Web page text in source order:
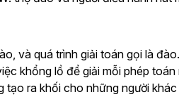
và quá trình giải toán gọi là
khổng lồ để giải mỗi phép toán
tạo ra khối cho những người